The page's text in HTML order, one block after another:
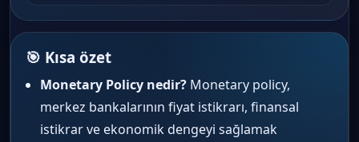
🎯 Kısa özet
Monetary Policy nedir? Monetary policy,
merkez bankalarının fiyat istikrarı, finansal
istikrar ve ekonomik dengeyi sağlamak